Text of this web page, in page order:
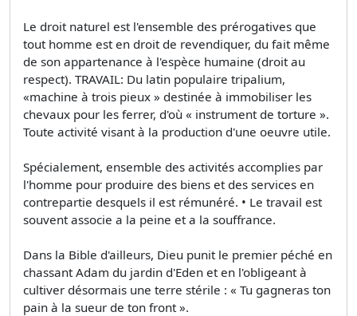
Le droit naturel est l'ensemble des prérogatives que
tout homme est en droit de revendiquer, du fait même
de son appartenance à l'espèce humaine (droit au
respect). TRAVAIL: Du latin populaire tripalium,
«machine à trois pieux » destinée à immobiliser les
chevaux pour les ferrer, d'où « instrument de torture ».
Toute activité visant à la production d'une oeuvre utile.
Spécialement, ensemble des activités accomplies par
l'homme pour produire des biens et des services en
contrepartie desquels il est rémunéré. • Le travail est
souvent associe a la peine et a la souffrance.
Dans la Bible d'ailleurs, Dieu punit le premier péché en
chassant Adam du jardin d'Eden et en l'obligeant à
cultiver désormais une terre stérile : « Tu gagneras ton
pain à la sueur de ton front ».